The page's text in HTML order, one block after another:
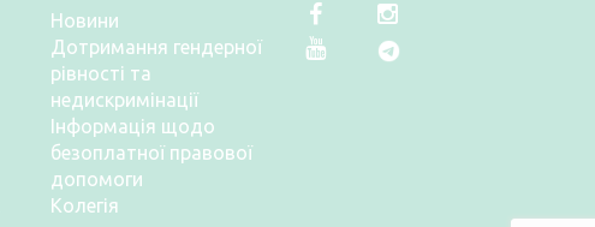
Новини
Дотримання гендерної
рівності та
недискримінації
Інформація щодо
безоплатної правової
допомоги
Колегія